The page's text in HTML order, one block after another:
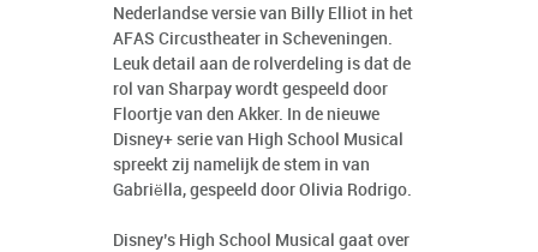
Nederlandse versie van Billy Elliot in het
AFAS Circustheater in Scheveningen.
Leuk detail aan de rolverdeling is dat de
rol van Sharpay wordt gespeeld door
Floortje van den Akker. In de nieuwe
Disney+ serie van High School Musical
spreekt zij namelijk de stem in van
Gabriëlla, gespeeld door Olivia Rodrigo.
Disney’s High School Musical gaat over